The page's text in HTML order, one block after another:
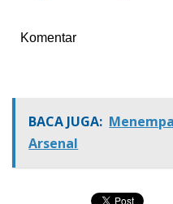
Komentar
BACA JUGA:
Arsenal